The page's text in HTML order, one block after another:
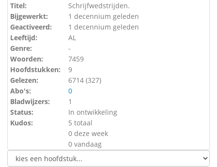
Titel:
Schrijfwedstrijden.
Bijgewerkt:
1 decennium geleden
Geactiveerd:
1 decennium geleden
Leeftijd:
AL
Genre:
-
Woorden:
7459
Hoofdstukken:
9
Gelezen:
6714 (327)
Abo's:
0
Bladwijzers:
1
Status:
In ontwikkeling
Kudos:
5 totaal
0 deze week
0 vandaag